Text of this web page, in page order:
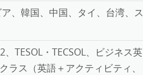
、韓国、中国、タイ、台湾、ス
TESOL・TECSOL、ビジネス英
ラス（英語＋アクティビティ、